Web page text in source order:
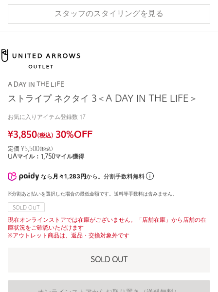
スタッフのスタイリングを見る
A DAY IN THE LIFE
ストライプ ネクタイ 3＜A DAY IN THE LIFE＞
お気に入りアイテム登録数 17
¥3,850(税込) 30%OFF
定価 ¥5,500(税込)
UAマイル： 1,750マイル獲得
なら 月々1,283円から。分割手数料無料
※分割あと払いを選択した場合の最低金額です。送料等手数料は含みません。
SOLD OUT
現在オンラインストアでは在庫がございません。「店舗在庫」から店舗の在
庫状況をご確認いただけます
※アウトレット商品は、返品・交換対象外です
SOLD OUT